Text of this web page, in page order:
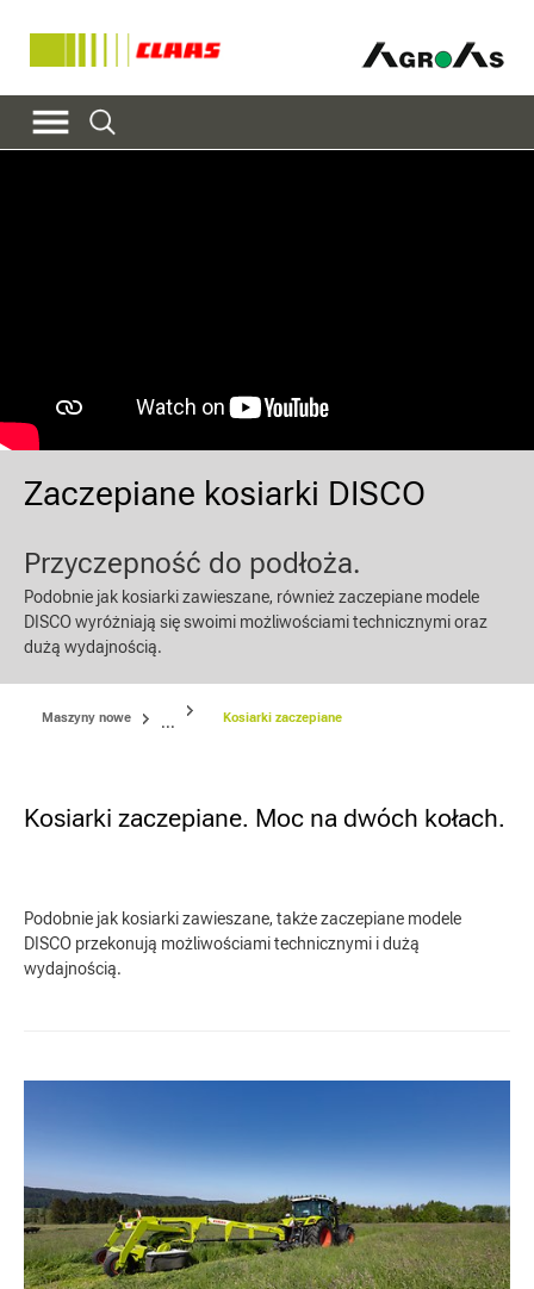
Zaczepiane kosiarki DISCO
Przyczepność do podłoża.
Podobnie jak kosiarki zawieszane, również zaczepiane modele
DISCO wyróżniają się swoimi możliwościami technicznymi oraz
dużą wydajnością.
Maszyny nowe ... Kosiarki zaczepiane
Kosiarki zaczepiane. Moc na dwóch kołach.
Podobnie jak kosiarki zawieszane, także zaczepiane modele
DISCO przekonują możliwościami technicznymi i dużą
wydajnością.